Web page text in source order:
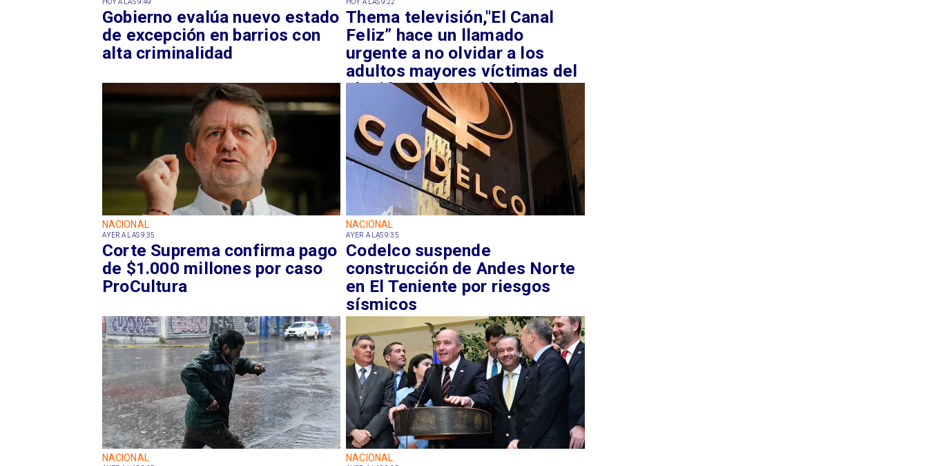
Gobierno evalúa nuevo estado
de excepción en barrios con
alta criminalidad
Thema televisión,"El Canal
Feliz” hace un llamado
urgente a no olvidar a los
adultos mayores víctimas del
aluvión en la Región de
Coquimbo
NACIONAL
AYER A LAS 9:35
Corte Suprema confirma pago
de $1.000 millones por caso
ProCultura
NACIONAL
AYER A LAS 9:35
Codelco suspende
construcción de Andes Norte
en El Teniente por riesgos
sísmicos
NACIONAL NACIONAL